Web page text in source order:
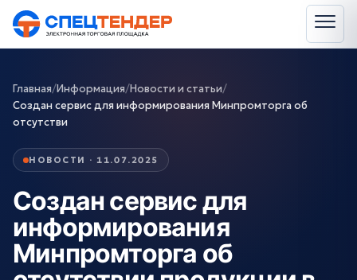
Главная/Информация/Новости и статьи/
Создан сервис для информирования Минпромторга об
отсутстви
НОВОСТИ · 11.07.2025
Создан сервис для
информирования
Минпромторга об